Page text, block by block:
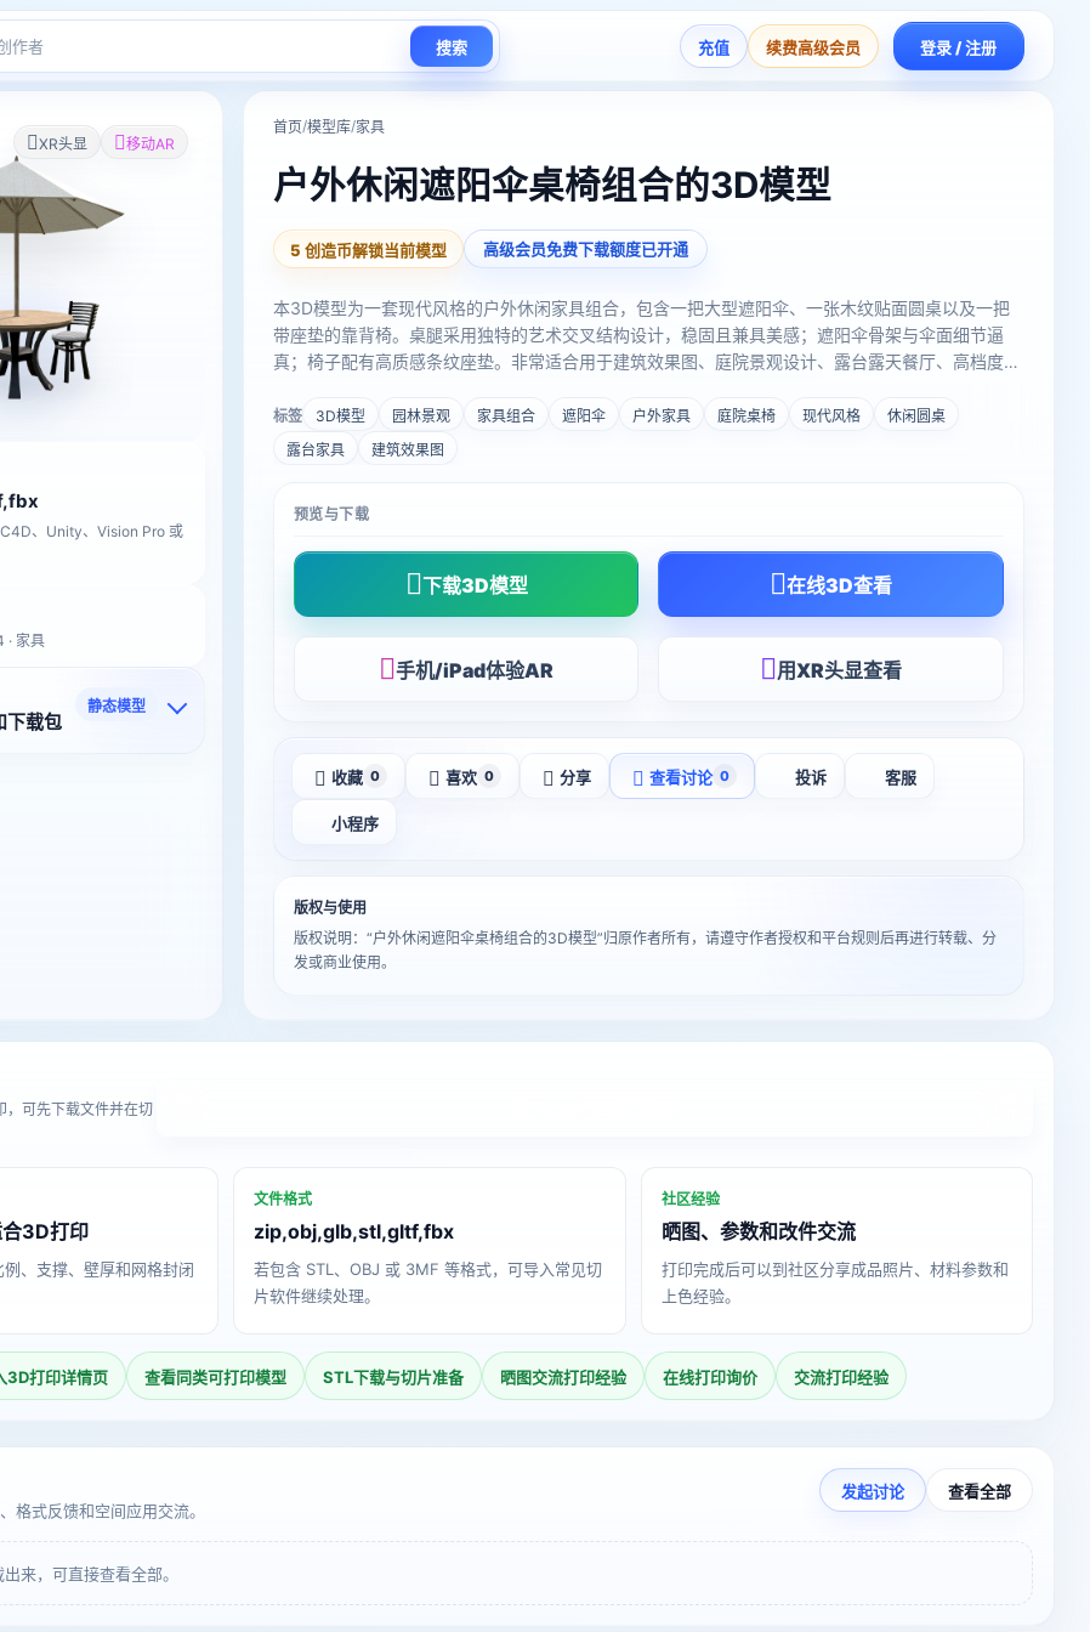
搜索 充值 续费高级会员 登录 / 注册
XR头显 移动AR
、Unity、Vision Pro 或
· 家具
下载包
静态模型
首页/模型库/家具
户外休闲遮阳伞桌椅组合的3D模型
5 创造币解锁当前模型 高级会员免费下载额度已开通
本3D模型为一套现代风格的户外休闲家具组合，包含一把大型遮阳伞、一张木纹贴面圆桌以及一把
带座垫的靠背椅。桌腿采用独特的艺术交叉结构设计，稳固且兼具美感；遮阳伞骨架与伞面细节逼
真；椅子配有高质感条纹座垫。非常适合用于建筑效果图、庭院景观设计、露台露天餐厅、高档度假
升您的场景真实度。
标签 3D模型 园林景观 家具组合 遮阳伞 户外家具 庭院桌椅 现代风格
休闲圆桌
露台家具
建筑效果图
预览与下载
下载3D模型 在线3D查看
手机/iPad体验AR 用XR头显查看
收藏 0 喜欢 0 分享 查看讨论 0 投诉 客服
小程序
版权与使用
版权说明：“户外休闲遮阳伞桌椅组合的3D模型”归原作者所有，请遵守作者授权和平台规则后再进行转载、分
发或商业使用。
，可先下载文件并在切
3D打印
、支撑、壁厚和网格封闭
文件格式
zip,obj,glb,stl,gltf,fbx
若包含 STL、OBJ 或 3MF 等格式，可导入常见切
片软件继续处理。
社区经验
晒图、参数和改件交流
打印完成后可以到社区分享成品照片、材料参数和
上色经验。
3D打印详情页 查看同类可打印模型 STL下载与切片准备 晒图交流打印经验 在线打印询价 交流打印经验
格式反馈和空间应用交流。
发起讨论 查看全部
来，可直接查看全部。